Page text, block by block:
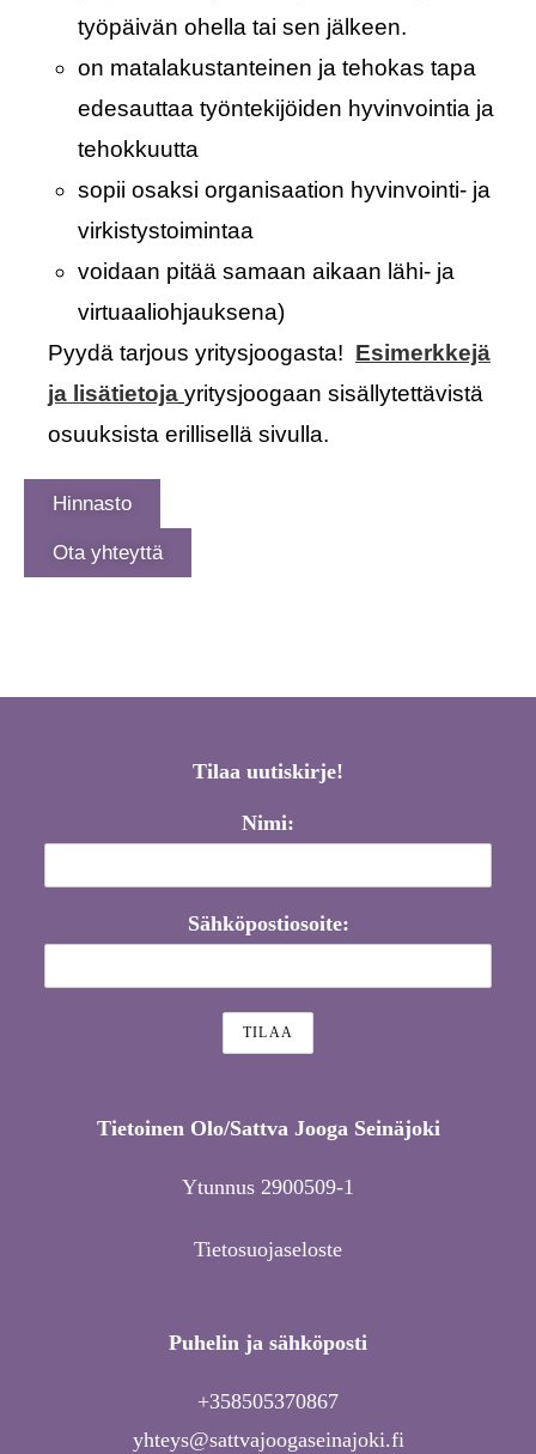
työpäivän ohella tai sen jälkeen.
on matalakustanteinen ja tehokas tapa
edesauttaa työntekijöiden hyvinvointia ja
tehokkuutta
sopii osaksi organisaation hyvinvointi- ja
virkistystoimintaa
voidaan pitää samaan aikaan lähi- ja
virtuaaliohjauksena)
Pyydä tarjous yritysjoogasta! Esimerkkejä
ja lisätietoja yritysjoogaan sisällytettävistä
osuuksista erillisellä sivulla.
Hinnasto
Ota yhteyttä
Tilaa uutiskirje!
Nimi:
Sähköpostiosoite:
Tietoinen Olo/Sattva Jooga Seinäjoki
Ytunnus 2900509-1
Tietosuojaseloste
Puhelin ja sähköposti
+358505370867
yhteys@sattvajoogaseinajoki.fi